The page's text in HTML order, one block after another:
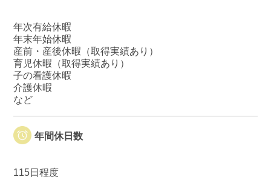
年次有給休暇
年末年始休暇
産前・産後休暇（取得実績あり）
育児休暇（取得実績あり）
子の看護休暇
介護休暇
など
年間休日数
115日程度